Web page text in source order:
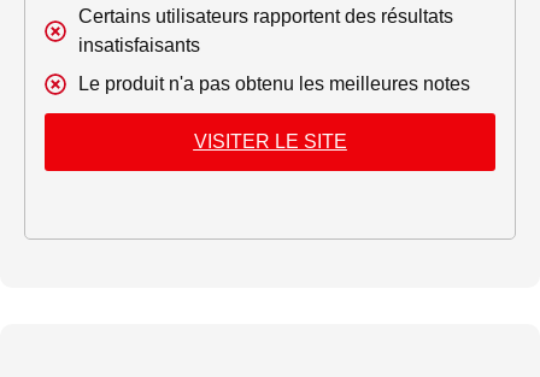
Certains utilisateurs rapportent des résultats
insatisfaisants
Le produit n'a pas obtenu les meilleures notes
VISITER LE SITE